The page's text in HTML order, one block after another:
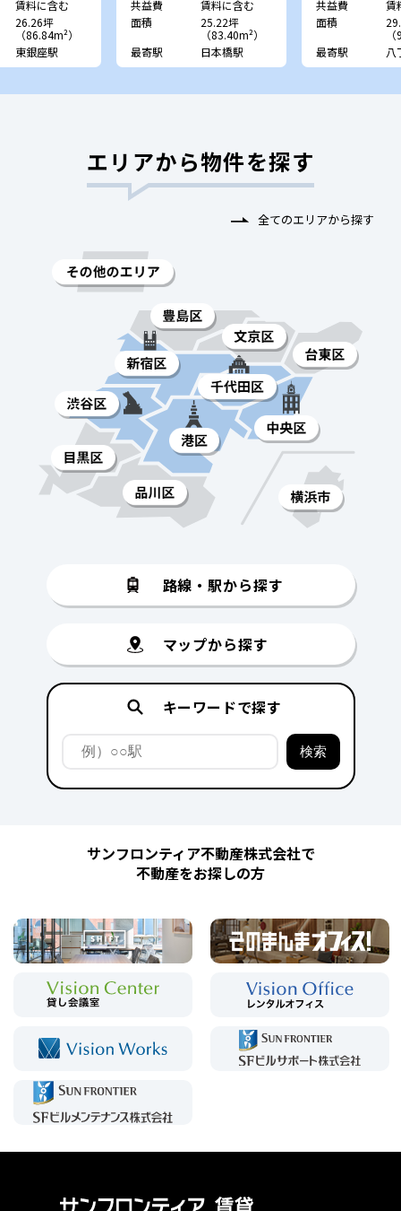
賃料に含む
26.26坪
（86.84m²）
東銀座駅
共益費
賃料に含む
面積
25.22坪
（83.40m²）
最寄駅
日本橋駅
共益費
賃
面積
最寄駅
八
エリアから物件を探す
全てのエリアから探す
路線・駅から探す
マップから探す
キーワードで探す
サンフロンティア不動産株式会社で
不動産をお探しの方